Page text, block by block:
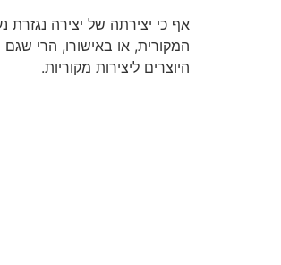
אף כי יצירתה של יצירה נגזרת
המקורית, או באישורו, הרי
היוצרים ליצירות מקוריות.